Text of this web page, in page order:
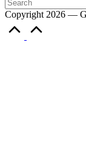
Copyright 2026 —